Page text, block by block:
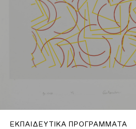
ΕΚΠΑΙΔΕΥΤΙΚΆ ΠΡΟΓΡΆΜΜΑΤΑ